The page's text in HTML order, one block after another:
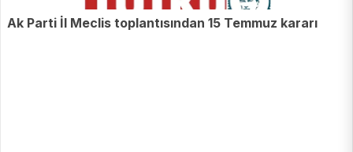
Ak Parti İl Meclis toplantısından 15 Temmuz kararı